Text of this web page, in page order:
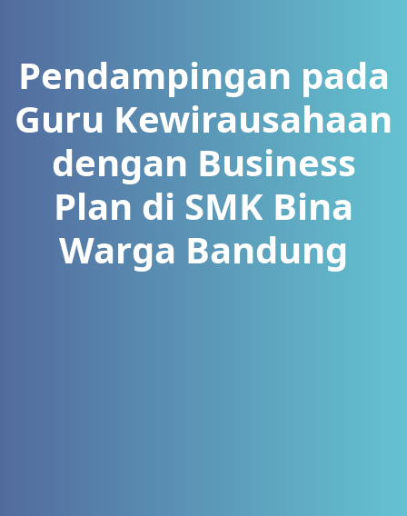
Pendampingan pada
Guru Kewirausahaan
dengan Business
Plan di SMK Bina
Warga Bandung